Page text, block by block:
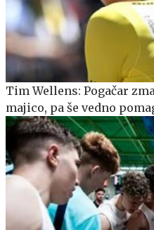
Tim Wellens: Pogačar
majico, pa še vedno